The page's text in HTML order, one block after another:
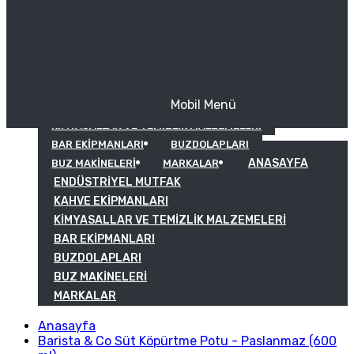
KIMYASALLAR VE TEMIZLIK MALZEMELERI
BAR EKIPMANLARI
BUZDOLAPLARI
BUZ MAKINELERI
MARKALAR
Mobil Menü
ANASAYFA
ENDÜSTRIYEL MUTFAK
KAHVE EKIPMANLARI
KIMYASALLAR VE TEMIZLIK MALZEMELERI
BAR EKIPMANLARI
BUZDOLAPLARI
BUZ MAKINELERI
MARKALAR
Anasayfa
Barista & Co Süt Köpürtme Potu - Paslanmaz (600